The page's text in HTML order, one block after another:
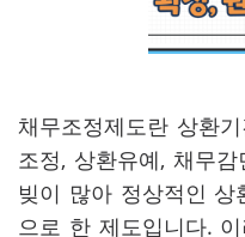
채무조정제도란 상환
조정, 상환유예, 채무
빚이 많아 정상적인
으로 한 제도입니다.